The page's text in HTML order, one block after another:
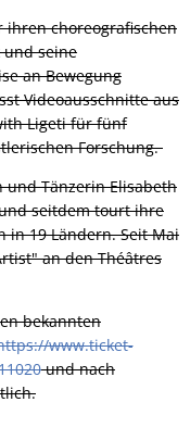
ihren choreografischen
und seine
an Bewegung
Videoausschnitte aus
Ligeti für fünf
Forschung.
und Tänzerin Elisabeth
seitdem tourt ihre
in 19 Ländern. Seit Mai
an den Théâtres
bekannten
www.ticket-
und nach